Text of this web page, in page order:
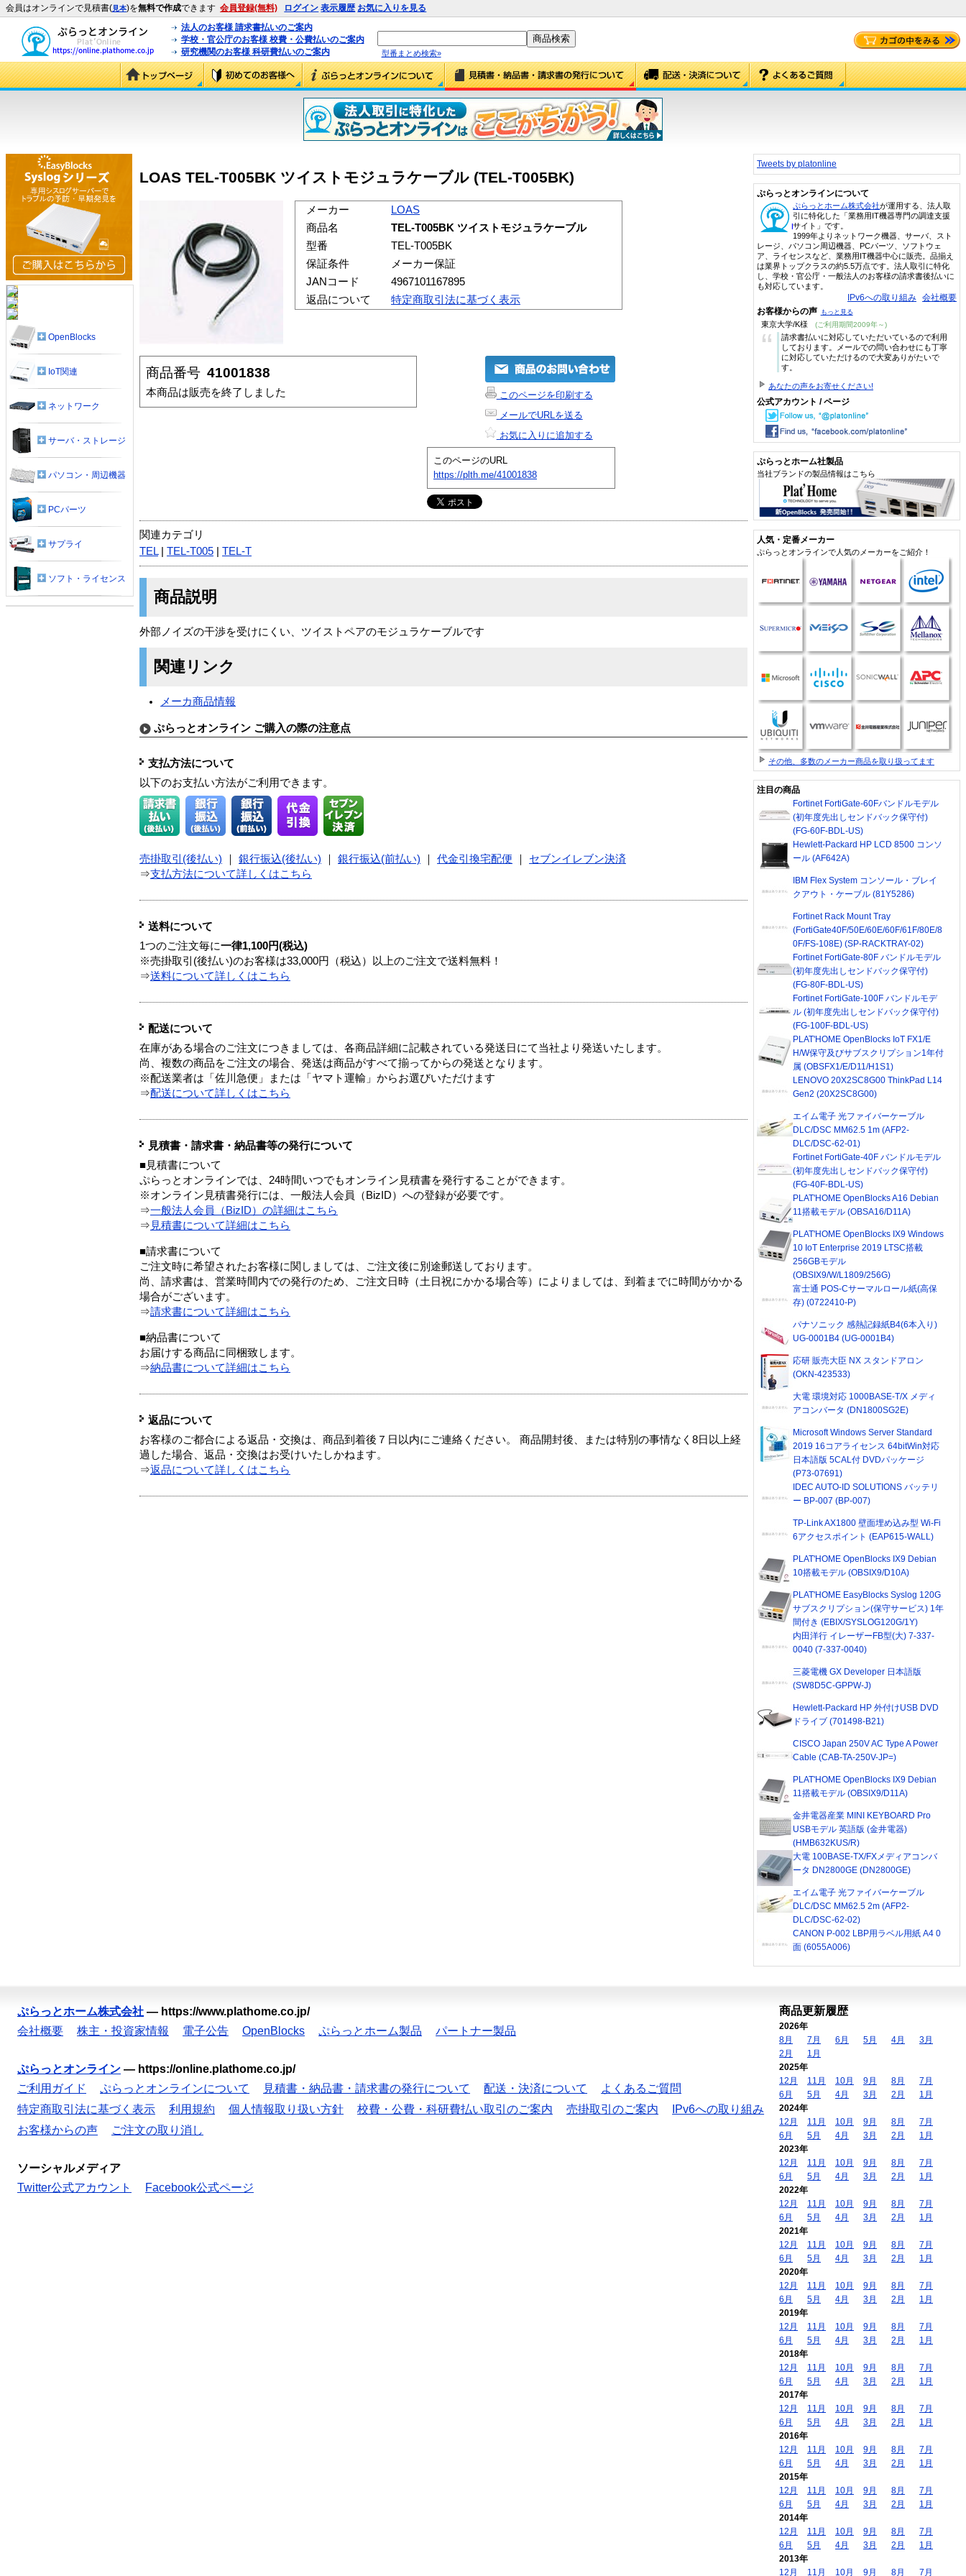
会員はオンラインで見積書(見本)を無料で作成できます 会員登録(無料) ログイン 表示履歴 お気に入りを見る
法人のお客様 請求書払いのご案内
学校・官公庁のお客様 校費・公費払いのご案内
研究機関のお客様 科研費払いのご案内
型番まとめ検索»
LOAS TEL-T005BK ツイストモジュラケーブル (TEL-T005BK)
メーカー
LOAS
商品名
TEL-T005BK ツイストモジュラケーブル
型番
TEL-T005BK
保証条件
メーカー保証
JANコード
4967101167895
返品について
特定商取引法に基づく表示
商品番号 41001838
本商品は販売を終了しました
このページを印刷する
メールでURLを送る
お気に入りに追加する
このページのURL
https://plth.me/41001838
関連カテゴリ
TEL| TEL-T005 TEL-T
商品説明
外部ノイズの干渉を受けにくい、ツイストペアのモジュラケーブルです
関連リンク
メーカ商品情報
ぷらっとオンライン ご購入の際の注意点
支払方法について
以下のお支払い方法がご利用できます。
売掛取引(後払い) 銀行振込(後払い) 銀行振込(前払い) 代金引換宅配便
セブンイレブン決済
⇒支払方法について詳しくはこちら
送料について
1つのご注文毎に一律1,100円(税込)
※売掛取引(後払い)のお客様は33,000円（税込）以上のご注文で送料無料！
⇒送料について詳しくはこちら
配送について
在庫がある場合のご注文につきましては、各商品詳細に記載されている発送日にて当社より発送いたします。
尚、複数の商品をご注文の場合、発送は商品がすべて揃ってからの発送となります。
※配送業者は「佐川急便」または「ヤマト運輸」からお選びいただけます
⇒配送について詳しくはこちら
見積書・請求書・納品書等の発行について
■見積書について
ぷらっとオンラインでは、24時間いつでもオンライン見積書を発行することができます。
※オンライン見積書発行には、一般法人会員（BizID）への登録が必要です。
⇒一般法人会員（BizID）の詳細はこちら
⇒ 見積書について詳細はこちら
■請求書について
ご注文時に希望されたお客様に関しましては、ご注文後に別途郵送しております。
尚、請求書は、営業時間内での発行のため、ご注文日時（土日祝にかかる場合等）によりましては、到着までに時間がかかる
場合がございます。
⇒請求書について詳細はこちら
■納品書について
お届けする商品に同梱致します。
⇒納品書について詳細はこちら
返品について
お客様のご都合による返品・交換は、商品到着後７日以内にご連絡ください。 商品開封後、または特別の事情なく8日以上経
過した場合、返品・交換はお受けいたしかねます。
⇒返品について詳しくはこちら
OpenBlocks
IoT関連
ネットワーク
サーバ・ストレージ
パソコン・周辺機器
PCパーツ
サプライ
ソフト・ライセンス
Tweets by platonline
ぷらっとオンラインについて
ぷらっとホーム株式会社が運用する、法人取
引に特化した「業務用IT機器専門の調達支援
サイト」です。
1999年よりネットワーク機器、サーバ、スト
レージ、パソコン周辺機器、PCパーツ、ソフトウェ
ア、ライセンスなど、業務用IT機器中心に販売。品揃え
は業界トップクラスの約5.5万点です。法人取引に特化
し、学校・官公庁・一般法人のお客様の請求書後払いに
も対応しています。
IPv6への取り組み 会社概要
お客様からの声 もっと見る
東京大学/K様 (ご利用期間2009年～)
“
請求書払いに対応していただいているので利用
しております。メールでの問い合わせにも丁寧
に対応していただけるので大変ありがたいで
す。
あなたの声をお寄せください!
公式アカウント / ページ
ぷらっとホーム社製品
当社ブランドの製品情報はこちら
人気・定番メーカー
ぷらっとオンラインで人気のメーカーをご紹介！
その他、多数のメーカー商品を取り扱ってます
注目の商品
Fortinet FortiGate-60Fバンドルモデル
(初年度先出しセンドバック保守付)
(FG-60F-BDL-US)
Hewlett-Packard HP LCD 8500 コンソ
ール (AF642A)
IBM Flex System コンソール・ブレイ
クアウト・ケーブル (81Y5286)
Fortinet Rack Mount Tray
(FortiGate40F/50E/60E/60F/61F/80E/8
0F/FS-108E) (SP-RACKTRAY-02)
Fortinet FortiGate-80F バンドルモデル
(初年度先出しセンドバック保守付)
(FG-80F-BDL-US)
Fortinet FortiGate-100F バンドルモデ
ル (初年度先出しセンドバック保守付)
(FG-100F-BDL-US)
PLAT'HOME OpenBlocks IoT FX1/E
H/W保守及びサブスクリプション1年付
属 (OBSFX1/E/D11/H1S1)
LENOVO 20X2SC8G00 ThinkPad L14
Gen2 (20X2SC8G00)
エイム電子 光ファイバーケーブル
DLC/DSC MM62.5 1m (AFP2-
DLC/DSC-62-01)
Fortinet FortiGate-40F バンドルモデル
(初年度先出しセンドバック保守付)
(FG-40F-BDL-US)
PLAT'HOME OpenBlocks A16 Debian
11搭載モデル (OBSA16/D11A)
PLAT'HOME OpenBlocks IX9 Windows
10 IoT Enterprise 2019 LTSC搭載
256GBモデル
(OBSIX9/W/L1809/256G)
富士通 POS-Cサーマルロール紙(高保
存) (0722410-P)
パナソニック 感熱記録紙B4(6本入り)
UG-0001B4 (UG-0001B4)
応研 販売大臣 NX スタンドアロン
(OKN-423533)
大電 環境対応 1000BASE-T/X メディ
アコンバータ (DN1800SG2E)
Microsoft Windows Server Standard
2019 16コアライセンス 64bitWin対応
日本語版 5CAL付 DVDパッケージ
(P73-07691)
IDEC AUTO-ID SOLUTIONS バッテリ
ー BP-007 (BP-007)
TP-Link AX1800 壁面埋め込み型 Wi-Fi
6アクセスポイント (EAP615-WALL)
PLAT'HOME OpenBlocks IX9 Debian
10搭載モデル (OBSIX9/D10A)
PLAT'HOME EasyBlocks Syslog 120G
サブスクリプション(保守サービス) 1年
間付き (EBIX/SYSLOG120G/1Y)
内田洋行 イレーザーFB型(大) 7-337-
0040 (7-337-0040)
三菱電機 GX Developer 日本語版
(SW8D5C-GPPW-J)
Hewlett-Packard HP 外付けUSB DVD
ドライブ (701498-B21)
CISCO Japan 250V AC Type A Power
Cable (CAB-TA-250V-JP=)
PLAT'HOME OpenBlocks IX9 Debian
11搭載モデル (OBSIX9/D11A)
金井電器産業 MINI KEYBOARD Pro
USBモデル 英語版 (金井電器)
(HMB632KUS/R)
大電 100BASE-TX/FXメディアコンバ
ータ DN2800GE (DN2800GE)
エイム電子 光ファイバーケーブル
DLC/DSC MM62.5 2m (AFP2-
DLC/DSC-62-02)
CANON P-002 LBP用ラベル用紙 A4 0
面 (6055A006)
ぷらっとホーム株式会社 — https://www.plathome.co.jp/
会社概要
株主・投資家情報 電子公告 OpenBlocks ぷらっとホーム製品 パートナー製品
ぷらっとオンライン — https://online.plathome.co.jp/
ご利用ガイド
ぷらっとオンラインについて 見積書・納品書・請求書の発行について 配送・決済について
よくあるご質問
特定商取引法に基づく表示
利用規約 個人情報取り扱い方針 校費・公費・科研費払い取引のご案内 売掛取引のご案内
IPv6への取り組み
お客様からの声
ご注文の取り消し
ソーシャルメディア
Twitter公式アカウント
Facebook公式ページ
商品更新履歴
2026年
8月
7月 6月 5月 4月
3月
2月
1月
2025年
12月
11月 10月 9月 8月
7月
6月
5月 4月 3月 2月
1月
2024年
12月
11月 10月 9月 8月
7月
6月
5月 4月 3月 2月
1月
2023年
12月
11月 10月 9月 8月
7月
6月
5月 4月 3月 2月
1月
2022年
12月
11月 10月 9月 8月
7月
6月
5月 4月 3月 2月
1月
2021年
12月
11月 10月 9月 8月
7月
6月
5月 4月 3月 2月
1月
2020年
12月
11月 10月 9月 8月
7月
6月
5月 4月 3月 2月
1月
2019年
12月
11月 10月 9月 8月
7月
6月
5月 4月 3月 2月
1月
2018年
12月
11月 10月 9月 8月
7月
6月
5月 4月 3月 2月
1月
2017年
12月
11月 10月 9月 8月
7月
6月
5月 4月 3月 2月
1月
2016年
12月
11月 10月 9月 8月
7月
6月
5月 4月 3月 2月
1月
2015年
12月
11月 10月 9月 8月
7月
6月
5月 4月 3月 2月
1月
2014年
12月
11月 10月 9月 8月
7月
6月
5月 4月 3月 2月
1月
2013年
12月
11月 10月 9月 8月 7月